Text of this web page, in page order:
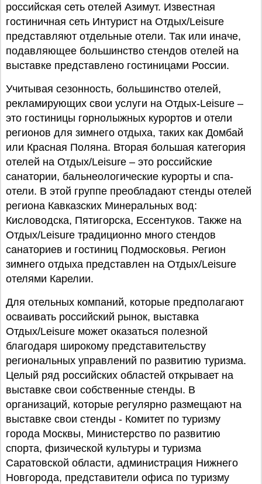
российская сеть отелей Азимут. Известная
гостиничная сеть Интурист на Отдых/Leisure
представляют отдельные отели. Так или иначе,
подавляющее большинство стендов отелей на
выставке представлено гостиницами России.
Учитывая сезонность, большинство отелей,
рекламирующих свои услуги на Отдых-Leisure –
это гостиницы горнолыжных курортов и отели
регионов для зимнего отдыха, таких как Домбай
или Красная Поляна. Вторая большая категория
отелей на Отдых/Leisure – это российские
санатории, бальнеологические курорты и спа-
отели. В этой группе преобладают стенды отелей
региона Кавказских Минеральных вод:
Кисловодска, Пятигорска, Ессентуков. Также на
Отдых/Leisure традиционно много стендов
санаториев и гостиниц Подмосковья. Регион
зимнего отдыха представлен на Отдых/Leisure
отелями Карелии.
Для отельных компаний, которые предполагают
осваивать российский рынок, выставка
Отдых/Leisure может оказаться полезной
благодаря широкому представительству
региональных управлений по развитию туризма.
Целый ряд российских областей открывает на
выставке свои собственные стенды. В
организаций, которые регулярно размещают на
выставке свои стенды - Комитет по туризму
города Москвы, Министерство по развитию
спорта, физической культуры и туризма
Саратовской области, администрация Нижнего
Новгорода, представители офиса по туризму